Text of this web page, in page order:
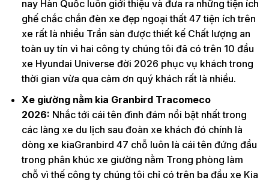
nay Hàn Quốc luôn giới thiệu và đưa ra những tiện ích
ghế chắc chắn đèn xe đẹp ngoại thất 47 tiện ích trên
xe rất là nhiều Trần sàn được thiết kế Chất lượng an
toàn uy tín vì hai công ty chúng tôi đã có trên 10 đầu
xe Hyundai Universe đời 2026 phục vụ khách trong
thời gian vừa qua cảm ơn quý khách rất là nhiều.
Xe giường nằm kia Granbird Tracomeco
2026: Nhắc tới cái tên đình đám nổi bật nhất trong
các làng xe du lịch sau đoàn xe khách đó chính là
dòng xe kiaGranbird 47 chỗ luôn là cái tên đứng đầu
trong phân khúc xe giường nằm Trong phòng làm
chỗ vì thế công ty chúng tôi chỉ có trên ba đầu xe Kia